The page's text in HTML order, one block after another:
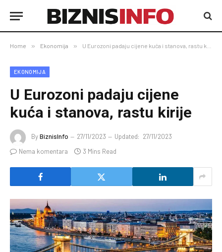
Home » Ekonomija » U Eurozoni padaju cijene kuća i stanova, rastu kirije
EKONOMIJA
U Eurozoni padaju cijene
kuća i stanova, rastu kirije
ByBiznisInfo 27/11/2023 Updated: 27/11/2023
Nema komentara
3 Mins Read